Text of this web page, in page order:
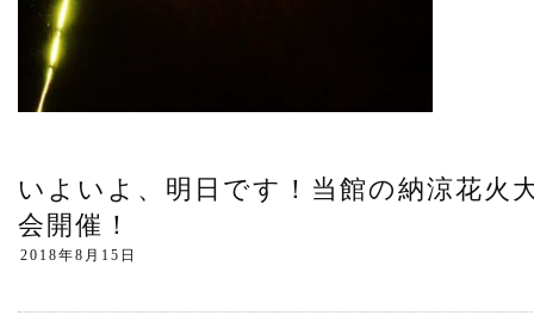
いよいよ、明日です！当館の納涼花火
会開催！